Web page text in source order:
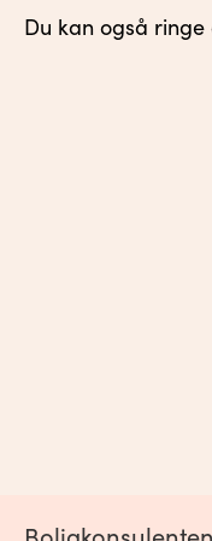
Du kan også